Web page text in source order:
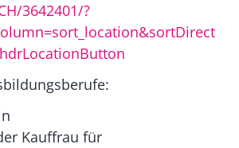
3642401/?
Kauffrau für